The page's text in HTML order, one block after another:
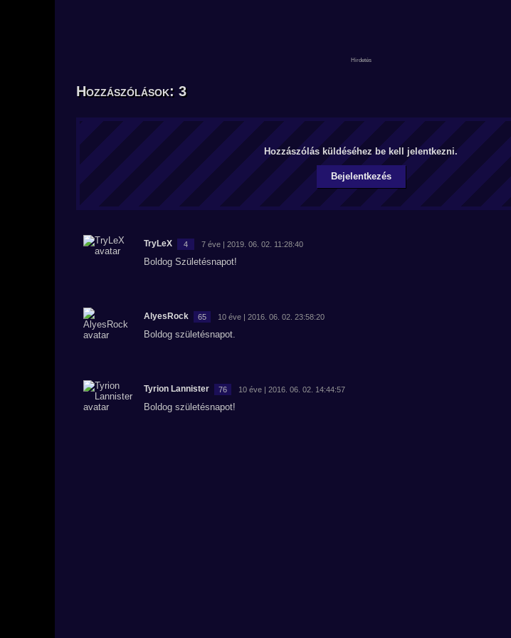
Hozzászólások: 3
Hozzászólás küldéséhez be kell jelentkezni.
Bejelentkezés
TryLeX 4 7 éve | 2019. 06. 02. 11:28:40
Boldog Születésnapot!
AlyesRock 65 10 éve | 2016. 06. 02. 23:58:20
Boldog születésnapot.
Tyrion Lannister 76 10 éve | 2016. 06. 02. 14:44:57
Boldog születésnapot!